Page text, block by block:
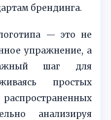
брендинга.
— это не
упражнение, а
шаг для
простых
анализируя